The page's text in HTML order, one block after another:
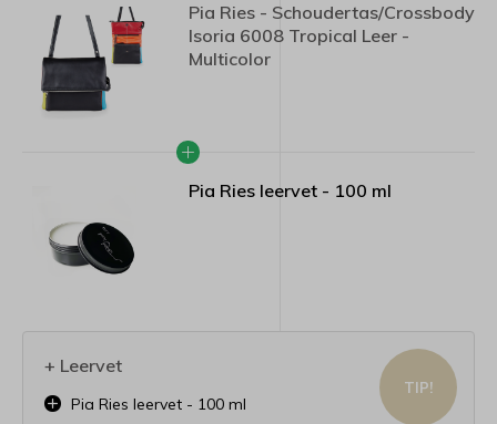
Pia Ries - Schoudertas/Crossbody
Isoria 6008 Tropical Leer -
Multicolor
Pia Ries leervet - 100 ml
+ Leervet
Pia Ries leervet - 100 ml
TIP!